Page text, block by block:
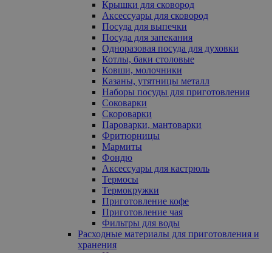
Крышки для сковород
Аксессуары для сковород
Посуда для выпечки
Посуда для запекания
Одноразовая посуда для духовки
Котлы, баки столовые
Ковши, молочники
Казаны, утятницы металл
Наборы посуды для приготовления
Соковарки
Скороварки
Пароварки, мантоварки
Фритюрницы
Мармиты
Фондю
Аксессуары для кастрюль
Термосы
Термокружки
Приготовление кофе
Приготовление чая
Фильтры для воды
Расходные материалы для приготовления и
хранения